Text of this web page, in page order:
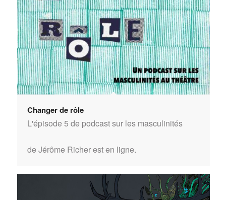
Changer de rôle
L'épisode 5 de podcast sur les masculinités
de Jérôme Richer est en ligne.